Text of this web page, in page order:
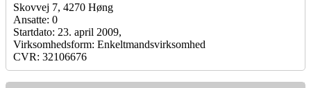
Skovvej 7, 4270 Høng
Ansatte: 0
Startdato: 23. april 2009,
Virksomhedsform: Enkeltmandsvirksomhed
CVR: 32106676